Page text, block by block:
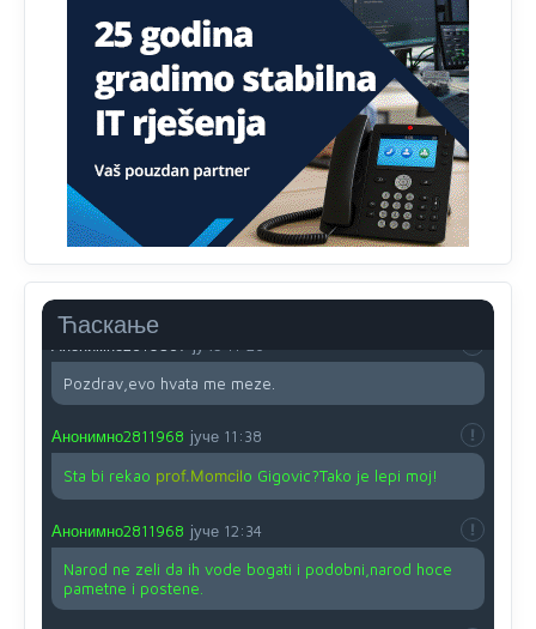
Ћаскање
Proguglajte
Анонимно2810587 јуче
11:21
O kako su cudni lvi ljudi,uzeli bi sve da mogu...a ja srce
svima fajem,radujem se tudjoj sreci.I ko ima i ko nema
na iso ce mjesto leci!
Анонимно2810587 јуче
11:24
Pozdrav,evo hvata me meze.
Анонимно2811968 јуче 11:38
Sta bi rekao prof.Momcilo Gigovic?Tako je lepi moj!
Анонимно2811968 јуче 12:34
Narod ne zeli da ih vode bogati i podobni,narod hoce
pametne i postene.